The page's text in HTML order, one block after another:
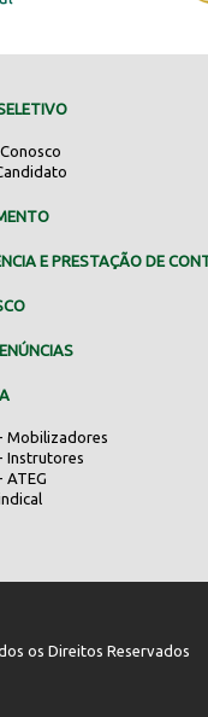
E PRESTAÇÃO DE
Mobilizadores
Instrutores
ATEG
os Direitos Reservados